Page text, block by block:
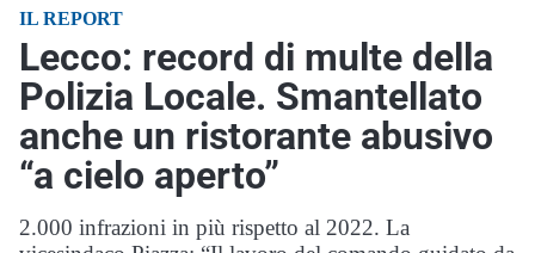
IL REPORT
Lecco: record di multe della
Polizia Locale. Smantellato
anche un ristorante abusivo
“a cielo aperto”
2.000 infrazioni in più rispetto al 2022. La